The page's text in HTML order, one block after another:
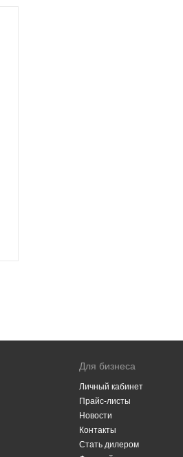
Для бизнеса
Личный кабинет
Прайс-листы
Новости
Контакты
Стать дилером